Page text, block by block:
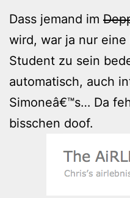
Dass jemand im
wird, war ja nur eine
Student zu sein
automatisch, auch
Simoneâ€™s… Da
bisschen doof.